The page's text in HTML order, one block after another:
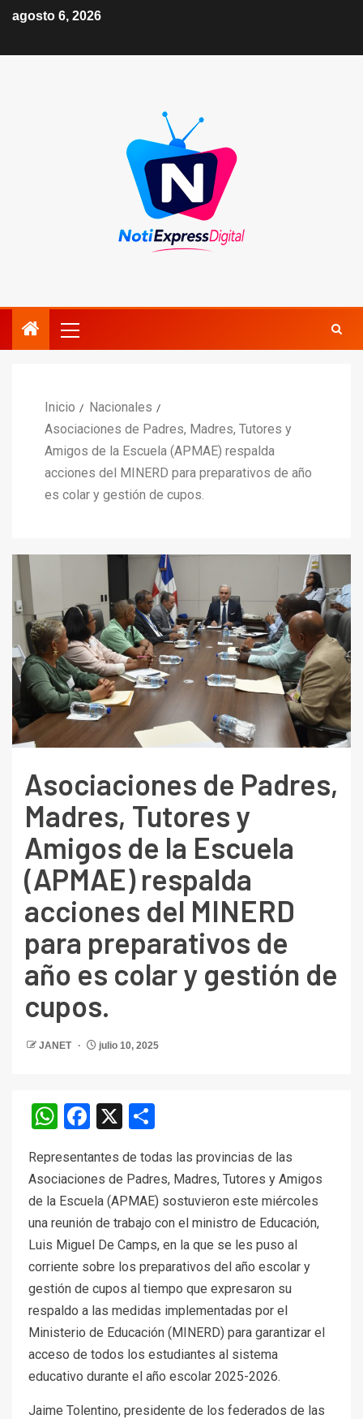
agosto 6, 2026
Inicio
Nacionales
Asociaciones de Padres, Madres, Tutores y
Amigos de la Escuela (APMAE) respalda
acciones del MINERD para preparativos de año
es colar y gestión de cupos.
Asociaciones de Padres,
Madres, Tutores y
Amigos de la Escuela
(APMAE) respalda
acciones del MINERD
para preparativos de
año es colar y gestión de
cupos.
JANET julio 10, 2025
WhatsApp
Facebook
X
Representantes de todas las provincias de las
Asociaciones de Padres, Madres, Tutores y Amigos
de la Escuela (APMAE) sostuvieron este miércoles
una reunión de trabajo con el ministro de Educación,
Luis Miguel De Camps, en la que se les puso al
corriente sobre los preparativos del año escolar y
gestión de cupos al tiempo que expresaron su
respaldo a las medidas implementadas por el
Ministerio de Educación (MINERD) para garantizar el
acceso de todos los estudiantes al sistema
educativo durante el año escolar 2025-2026.
Jaime Tolentino, presidente de los federados de las